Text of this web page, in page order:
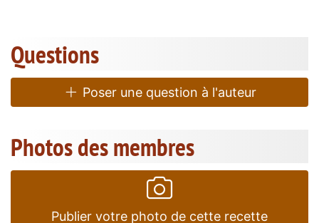
Questions
Poser une question à l'auteur
Photos des membres
Publier votre photo de cette recette